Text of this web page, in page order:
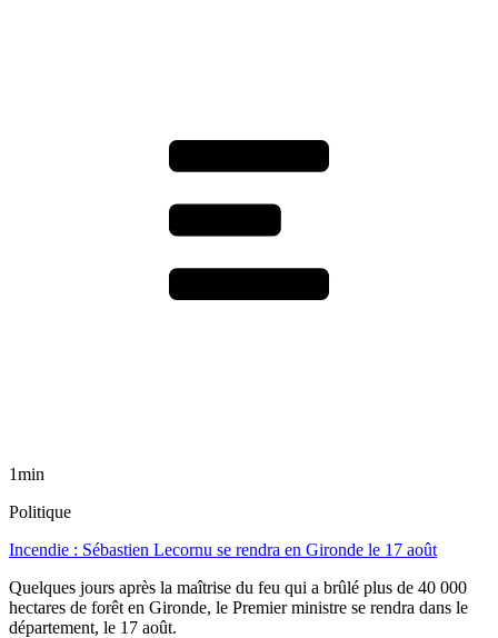
1min
Politique
Incendie : Sébastien Lecornu se rendra en Gironde le 17 août
Quelques jours après la maîtrise du feu qui a brûlé plus de 40 000
hectares de forêt en Gironde, le Premier ministre se rendra dans le
département, le 17 août.